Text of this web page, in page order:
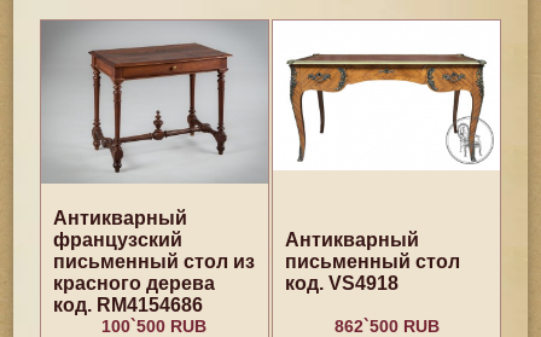
Антикварный
французский
письменный стол из
красного дерева
код. RM4154686
100`500 RUB
Антикварный
письменный стол
код. VS4918
862`500 RUB